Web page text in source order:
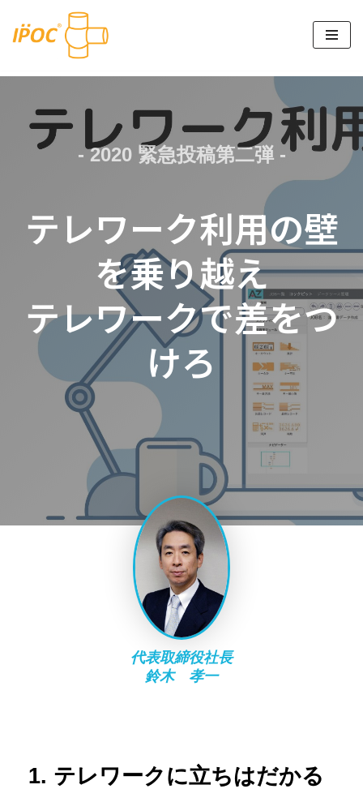
コ
- 2020 緊急投稿第二弾 -
テレワーク利用の壁
を乗り越え
テレワークで差をつ
けろ
代表取締役社長​
鈴木 孝一
1. テレワークに立ちはだかる